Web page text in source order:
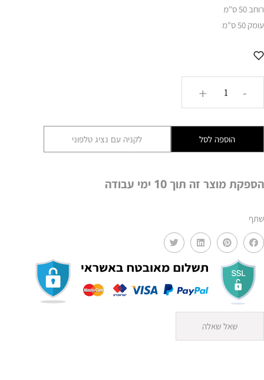
רוחב 50 ס"מ
עומק 50 ס"מ
-
+
הוספה לסל לקניה עם נציג טלפוני
הספקת מוצר זה תוך 10 ימי עבודה
שתף
שאל שאלה